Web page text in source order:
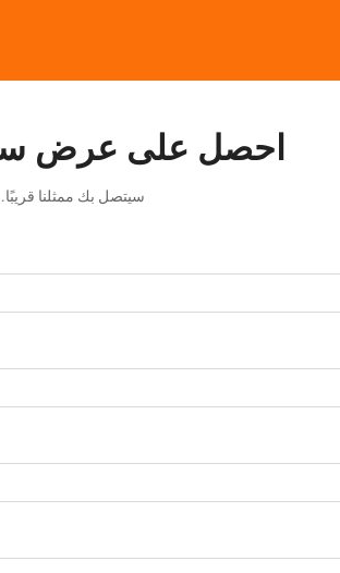
احصل على عرض
سيتصل بك ممثلنا قريبًا.